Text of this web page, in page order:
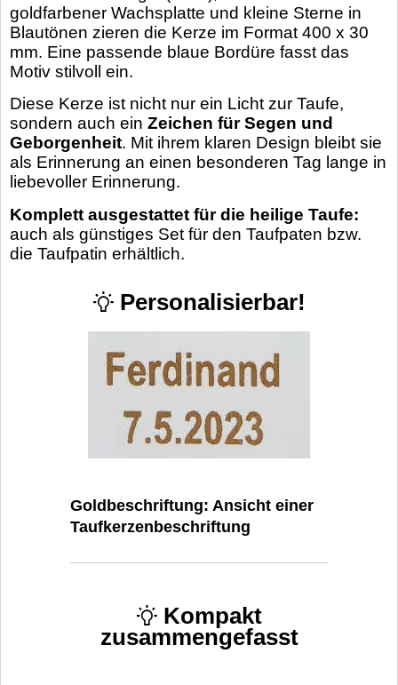
goldfarbener Wachsplatte und kleine Sterne in
Blautönen zieren die Kerze im Format 400 x 30
mm. Eine passende blaue Bordüre fasst das
Motiv stilvoll ein.
Diese Kerze ist nicht nur ein Licht zur Taufe,
sondern auch ein Zeichen für Segen und
Geborgenheit. Mit ihrem klaren Design bleibt sie
als Erinnerung an einen besonderen Tag lange in
liebevoller Erinnerung.
Komplett ausgestattet für die heilige Taufe:
auch als günstiges Set für den Taufpaten bzw.
die Taufpatin erhältlich.
Personalisierbar!
Goldbeschriftung: Ansicht einer
Taufkerzenbeschriftung
Kompakt
zusammengefasst